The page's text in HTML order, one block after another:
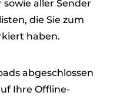
aller Sender
die Sie zum
haben.
abgeschlossen
Ihre Offline-